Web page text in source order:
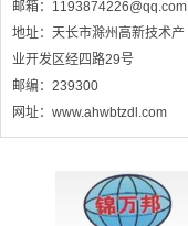
邮箱：1193874226@qq.com
地址：天长市滁州高新技术产
业开发区经四路29号
邮编：239300
网址：www.ahwbtzdl.com